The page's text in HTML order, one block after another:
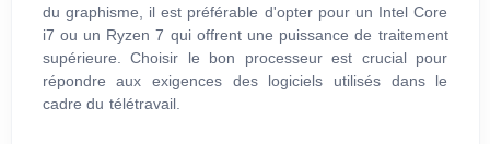
du graphisme, il est préférable d'opter pour un Intel Core
i7 ou un Ryzen 7 qui offrent une puissance de traitement
supérieure. Choisir le bon processeur est crucial pour
répondre aux exigences des logiciels utilisés dans le
cadre du télétravail.